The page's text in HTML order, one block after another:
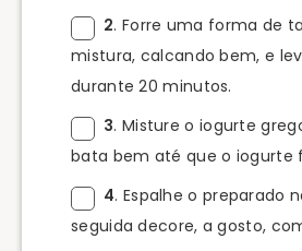
2. Forre uma forma de
mistura, calcando bem, e
durante 20 minutos.
3. Misture o iogurte
bata bem até que o iogurte
4. Espalhe o preparado
seguida decore, a gosto,